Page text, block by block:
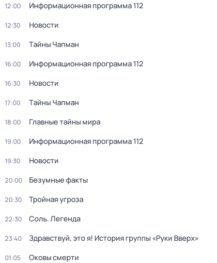
12:00 Информационная программа 112
12:30 Новости
13:00 Тaйны Чапман
16:00 Информационная программа 112
16:30 Новости
17:00 Тaйны Чапман
18:00 Главные тайны мира
19:00 Информационная программа 112
19:30 Новости
20:00 Бeзумные фaкты
20:30 Тройная угроза
22:30 Соль. Легенда
23:40 Здравствуй, это я! История группы «Руки Вверх»
01:05 Оковы смерти